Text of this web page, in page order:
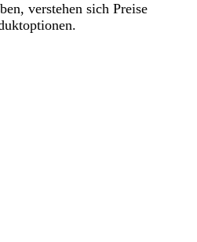
verstehen sich Preise